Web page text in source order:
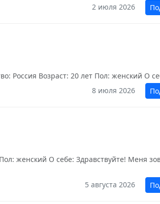
2 июля 2026
Россия Возраст: 20 лет Пол: женский О
8 июля 2026
женский О себе: Здравствуйте! Меня
5 августа 2026